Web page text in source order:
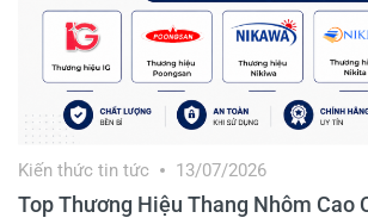
Kiến thức tin tức
Top Thương Hiệu Thang Nhôm Cao
13/07/2026